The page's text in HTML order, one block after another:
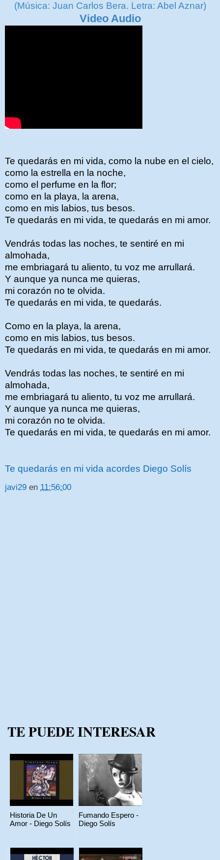
(Música: Juan Carlos Bera. Letra: Abel Aznar)
Video Audio
Te quedarás en mi vida, como la nube en el cielo,
como la estrella en la noche,
como el perfume en la flor;
como en la playa, la arena,
como en mis labios, tus besos.
Te quedarás en mi vida, te quedarás en mi amor.
Vendrás todas las noches, te sentiré en mi
almohada,
me embriagará tu aliento, tu voz me arrullará.
Y aunque ya nunca me quieras,
mi corazón no te olvida.
Te quedarás en mi vida, te quedarás.
Como en la playa, la arena,
como en mis labios, tus besos.
Te quedarás en mi vida, te quedarás en mi amor.
Vendrás todas las noches, te sentiré en mi
almohada,
me embriagará tu aliento, tu voz me arrullará.
Y aunque ya nunca me quieras,
mi corazón no te olvida.
Te quedarás en mi vida, te quedarás en mi amor.
Te quedarás en mi vida acordes Diego Solís
javi29 en 11:56:00
TE PUEDE INTERESAR
Historia De Un
Amor - Diego Solís
Fumando Espero -
Diego Solís